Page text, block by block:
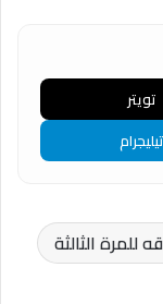
تويتر
تيليجرام
الثالثة